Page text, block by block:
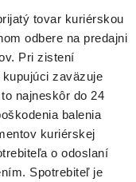
tovar kuriérskou
odbere na predajni
Pri zistení
zaväzuje
najneskôr do 24
balenia
kuriérskej
o odoslaní
Spotrebiteľ je